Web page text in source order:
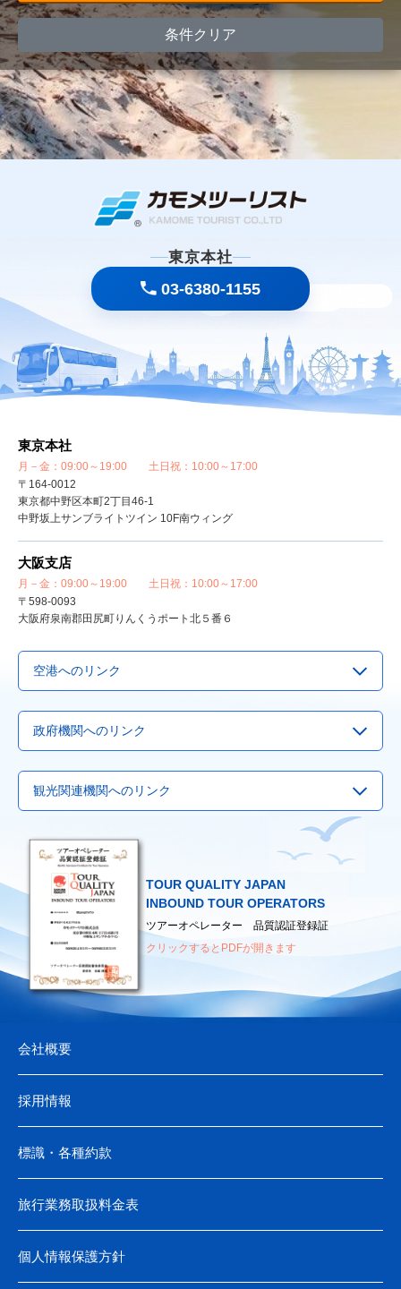
条件クリア
東京本社
03-6380-1155
東京本社
月－金：09:00～19:00 土日祝：10:00～17:00
〒164-0012
東京都中野区本町2丁目46-1
中野坂上サンブライトツイン 10F南ウィング
大阪支店
月－金：09:00～19:00 土日祝：10:00～17:00
〒598-0093
大阪府泉南郡田尻町りんくうポート北５番６
空港へのリンク
▶成田空港
▶羽田空港
▶中部国際空港
▶ 新千歳空港
政府機関へのリンク
▶Visit Japan Webサービス
▶観光庁
▶外務省
厚生労働省
（海外へ渡航されるみなさまへ）
観光関連機関へのリンク
▶日本観光振興協会
日本観光通訳協会
日本地図センター
TOUR QUALITY JAPAN
INBOUND TOUR OPERATORS
ツアーオペレーター 品質認証登録証
クリックするとPDFが開きます
会社概要
採用情報
標識・各種約款
旅行業務取扱料金表
個人情報保護方針